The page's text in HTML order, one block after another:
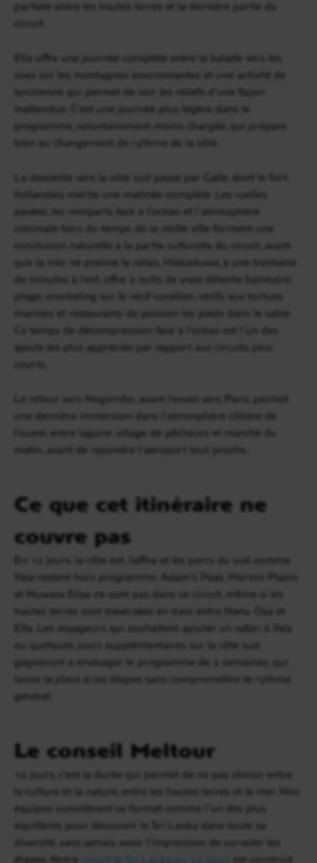
parfaite entre les hautes terres et la dernière partie du
Ella offre une journée complète entre la balade vers les
vues sur les montagnes environnantes et une activité de
tyrolienne qui permet de voir les reliefs d’une façon
inattendue. C’est une journée plus légère dans le
programme, volontairement moins chargée, qui prépare
bien au changement de rythme de la côte.
La descente vers la côte sud passe par Galle, dont le fort
hollandais mérite une matinée complète. Les ruelles
pavées, les remparts face à l’océan et l’atmosphère
coloniale hors du temps de la vieille ville forment une
conclusion naturelle à la partie culturelle du circuit, avant
que la mer ne prenne le relais. Hikkaduwa, à une trentaine
de minutes à l’est, offre 2 nuits de vraie détente balnéaire :
plage, snorkeling sur le récif corallien, récifs aux tortues
marines et restaurants de poisson les pieds dans le sable.
Ce temps de décompression face à l’océan est l’un des
ajouts les plus appréciés par rapport aux circuits plus
Le retour vers Negombo, avant l’envol vers Paris, permet
une dernière immersion dans l’atmosphère côtière de
l’ouest, entre lagune, village de pêcheurs et marché du
matin, avant de rejoindre l’aéroport tout proche.
Ce que cet itinéraire ne
couvre pas
En 12 jours, la côte est, Jaffna et les parcs du sud comme
Yala restent hors programme. Adam’s Peak, Horton Plains
et Nuwara Eliya ne sont pas dans ce circuit, même si les
hautes terres sont traversées en train entre Nanu Oya et
Ella. Les voyageurs qui souhaitent ajouter un safari à Yala
ou quelques jours supplémentaires sur la côte sud
gagneront à envisager le programme de 2 semaines, qui
laisse la place à ces étapes sans compromettre le rythme
général.
Le conseil Meltour
12 jours, c’est la durée qui permet de ne pas choisir entre
la culture et la nature, entre les hautes terres et la mer. Nos
équipes considèrent ce format comme l’un des plus
équilibrés pour découvrir le Sri Lanka dans toute sa
diversité, sans jamais avoir l’impression de survoler les
étapes. Notre
circuit le Sri Lanka en 12 jours
est construit